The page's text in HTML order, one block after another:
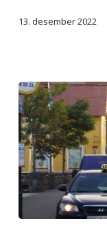
13. desember 2022